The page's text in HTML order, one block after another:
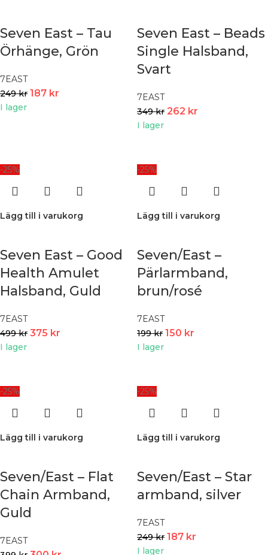
Seven East – Tau
Örhänge, Grön
7EAST
249kr 187 kr
I lager
Seven East – Beads
Single Halsband,
Svart
7EAST
349kr 262 kr
I lager
-25%
Lägg till i varukorg
Seven East – Good
Health Amulet
Halsband, Guld
7EAST
499kr 375 kr
I lager
-25%
Lägg till i varukorg
Seven/East –
Pärlarmband,
brun/rosé
7EAST
199kr 150 kr
I lager
-25%
Lägg till i varukorg
Seven/East – Flat
Chain Armband,
Guld
7EAST
-25%
Lägg till i varukorg
Seven/East – Star
armband, silver
7EAST
249kr 187 kr
I lager